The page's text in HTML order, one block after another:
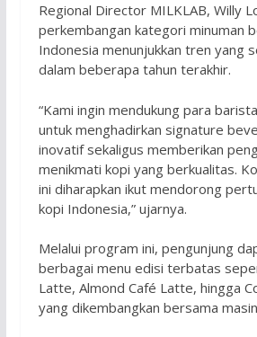
Regional Director MILKLAB, Willy
perkembangan kategori minuman
Indonesia menunjukkan tren yang
dalam beberapa tahun terakhir.
“Kami ingin mendukung para
untuk menghadirkan signature
inovatif sekaligus memberikan
menikmati kopi yang berkualitas.
ini diharapkan ikut mendorong
kopi Indonesia,” ujarnya.
Melalui program ini, pengunjung
berbagai menu edisi terbatas
Latte, Almond Café Latte, hingga
yang dikembangkan bersama